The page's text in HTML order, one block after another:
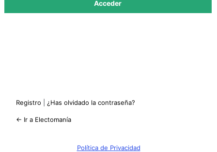
Registro ¿Has olvidado la contraseña?
← Ir a Electomanía
Política de Privacidad